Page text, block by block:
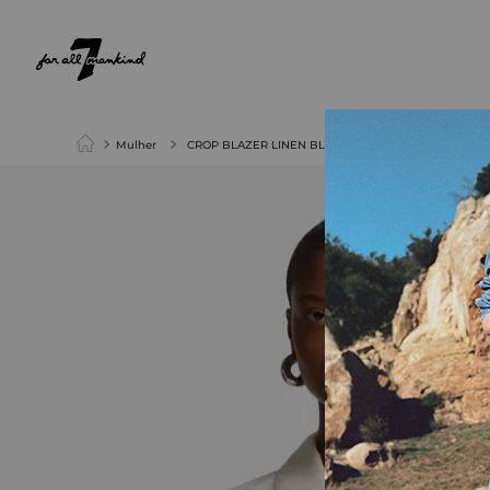
Mulher CROP BLAZER LINEN BLEND IVORY